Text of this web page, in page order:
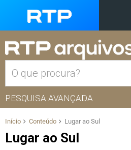
PESQUISA AVANÇADA
Início Conteúdo Lugar ao Sul
Lugar ao Sul